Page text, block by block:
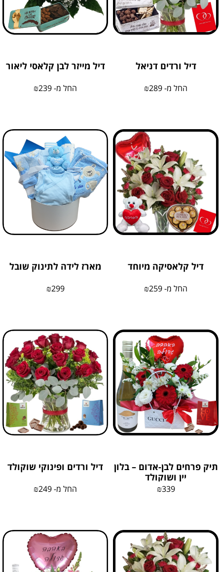
דיל ורדים דניאל
החל מ- ₪289
דיל מייזר לבן קלאסי ליאור
החל מ- ₪239
דיל קלאסיקה מיוחד
החל מ- ₪259
מארז לידה לתינוק שובל
₪299
תיק פרחים לבן-אדום – בלון
יין ושוקולד
₪339
דיל ורדים ופינוקי שוקולד
החל מ- ₪249